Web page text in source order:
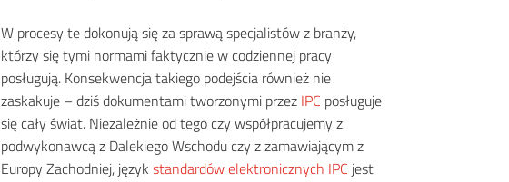
W procesy te dokonują się za sprawą specjalistów z branży,
którzy się tymi normami faktycznie w codziennej pracy
posługują. Konsekwencja takiego podejścia również nie
zaskakuje – dziś dokumentami tworzonymi przez IPC posługuje
się cały świat. Niezależnie od tego czy współpracujemy z
podwykonawcą z Dalekiego Wschodu czy z zamawiającym z
Europy Zachodniej, język standardów elektronicznych IPC jest